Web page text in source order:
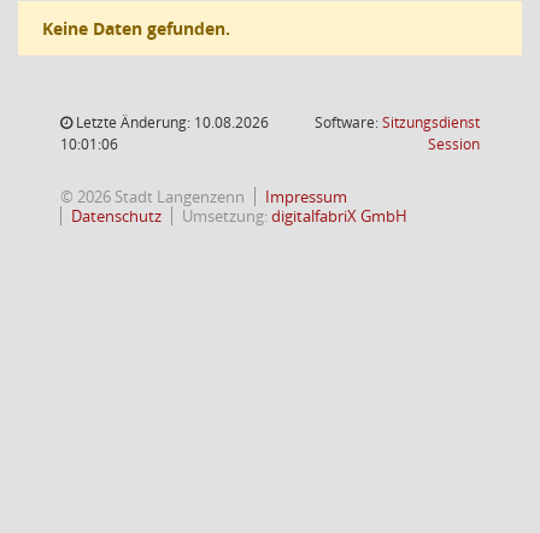
Keine Daten gefunden.
Letzte Änderung: 10.08.2026
10:01:06
Software:Sitzungsdienst
Session(Wird in
© 2026 Stadt Langenzenn
Impressum
Datenschutz
Umsetzung:digitalfabriX GmbH